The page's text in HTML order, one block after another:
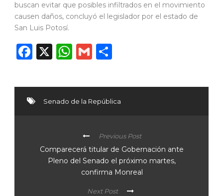
buscan evitar que posibles infiltrados en el movimiento
causen daños, concluyó el legislador por el estado de
San Luis Potosí.
Facebook
X WhatsApp
Gmail
Senado de la República
Previous Post
Comparecerá titular de Gobernación ante
Pleno del Senado el próximo martes,
confirma Monreal
Next Post